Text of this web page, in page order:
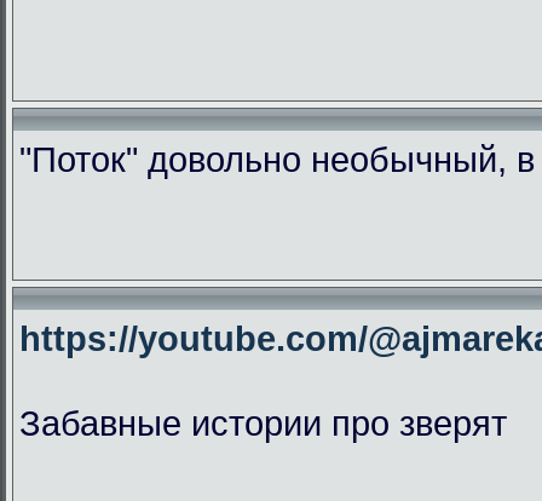
"Поток" довольно необычный,
https://youtube.com/
Забавные истории про зверят